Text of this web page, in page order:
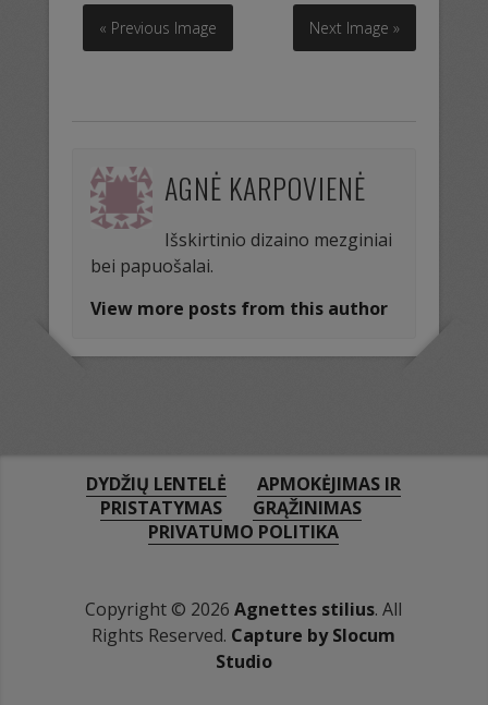
« Previous Image Next Image »
AGNĖ KARPOVIENĖ
Išskirtinio dizaino mezginiai
bei papuošalai.
View more posts from this author
DYDŽIŲ LENTELĖ
APMOKĖJIMAS IR
PRISTATYMAS
GRĄŽINIMAS
PRIVATUMO POLITIKA
Copyright © 2026Agnettes stilius. All
Rights Reserved. Capture by Slocum
Studio